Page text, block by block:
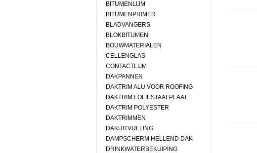
BITUMENLIJM
BITUMENPRIMER
BLADVANGERS
BLOKBITUMEN
BOUWMATERIALEN
CELLENGLAS
CONTACTLIJM
DAKPANNEN
DAKTRIM ALU VOOR ROOFING
DAKTRIM FOLIESTAALPLAAT
DAKTRIM POLYESTER
DAKTRIMMEN
DAKUITVULLING
DAMPSCHERM HELLEND DAK
DRINKWATERBEKUIPING